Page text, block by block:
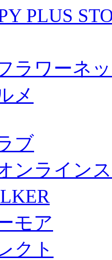
PLUS
ラワーネ
メ
ブ
ンライン
モア
クト